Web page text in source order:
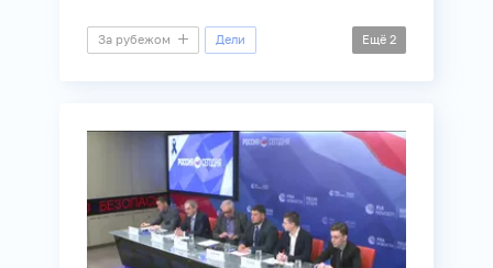
За рубежом Дели Ещё 2